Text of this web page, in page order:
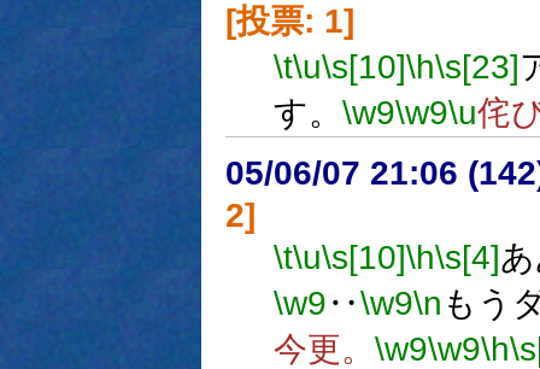
[投票: 1]
\t\u\s[10]\h\s[23]
す。 \w9\w9\u侘
05/06/07 21:06
2]
\t\u\s[10]\h\s[4]
\w9‥\w9\n もう
今更。 \w9\w9\h